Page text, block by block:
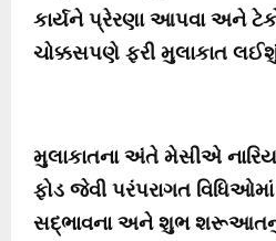
કાર્યને પ્રેરણા આપવા અને
ચોક્કસપણે ફરી મુલાકાત
મુલાકાતના અંતે મેસીએ
ફોડ જેવી પરંપરાગત
સદ્ભાવના અને શુભ શરૂઆતનું